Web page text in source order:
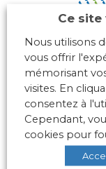
10
Ce
Nous utilisons
vous offrir
mémorisant
visites. En
consentez à
Cependant,
cookies pour